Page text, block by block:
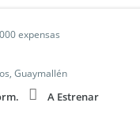
expensas
Guaymallén
A Estrenar